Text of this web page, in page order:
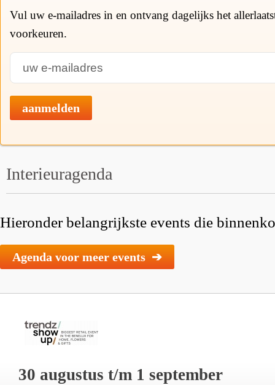
Vul uw e-mailadres in en ontvang dagelijks het
voorkeuren.
aanmelden
Interieuragenda
Hieronder belangrijkste events die
Agenda voor meer events ➔
30 augustus t/m 1 september